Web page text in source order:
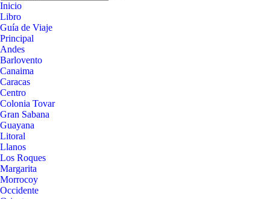
Inicio
Libro
Guía de Viaje
Principal
Andes
Barlovento
Canaima
Caracas
Centro
Colonia Tovar
Gran Sabana
Guayana
Litoral
Llanos
Los Roques
Margarita
Morrocoy
Occidente